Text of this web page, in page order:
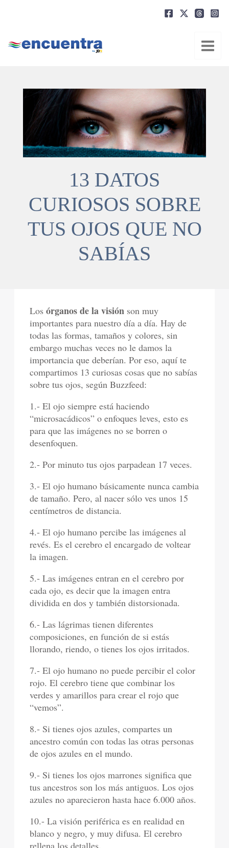
13 DATOS
CURIOSOS SOBRE
TUS OJOS QUE NO
SABÍAS
Los órganos de la visión son muy
importantes para nuestro día a día. Hay de
todas las formas, tamaños y colores, sin
embargo muchas veces no le damos la
importancia que deberían. Por eso, aquí te
compartimos 13 curiosas cosas que no sabías
sobre tus ojos, según Buzzfeed:
1.- El ojo siempre está haciendo
“microsacádicos” o enfoques leves, esto es
para que las imágenes no se borren o
desenfoquen.
2.- Por minuto tus ojos parpadean 17 veces.
3.- El ojo humano básicamente nunca cambia
de tamaño. Pero, al nacer sólo ves unos 15
centímetros de distancia.
4.- El ojo humano percibe las imágenes al
revés. Es el cerebro el encargado de voltear
la imagen.
5.- Las imágenes entran en el cerebro por
cada ojo, es decir que la imagen entra
dividida en dos y también distorsionada.
6.- Las lágrimas tienen diferentes
composiciones, en función de si estás
llorando, riendo, o tienes los ojos irritados.
7.- El ojo humano no puede percibir el color
rojo. El cerebro tiene que combinar los
verdes y amarillos para crear el rojo que
“vemos”.
8.- Si tienes ojos azules, compartes un
ancestro común con todas las otras personas
de ojos azules en el mundo.
9.- Si tienes los ojos marrones significa que
tus ancestros son los más antiguos. Los ojos
azules no aparecieron hasta hace 6.000 años.
10.- La visión periférica es en realidad en
blanco y negro, y muy difusa. El cerebro